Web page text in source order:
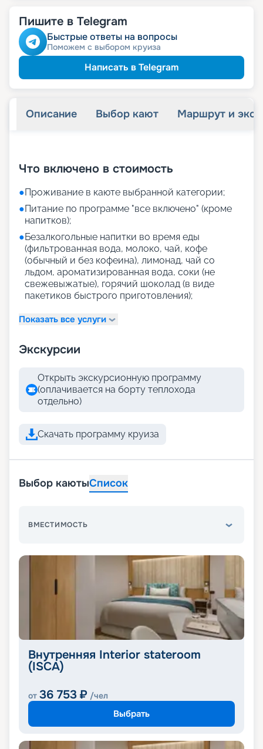
Пишите в Telegram
Быстрые ответы на вопросы
Поможем с выбором круиза
Написать в Telegram
Описание Выбор кают Маршрут и
Что включено в стоимость
●Проживание в каюте выбранной категории;
●Питание по программе "все включено" (кроме
напитков);
●Безалкогольные напитки во время еды
(фильтрованная вода, молоко, чай, кофе
(обычный и без кофеина), лимонад, чай со
льдом, ароматизированная вода, соки (не
свежевыжатые), горячий шоколад (в виде
пакетиков быстрого приготовления);
Показать все услуги
Экскурсии
Открыть экскурсионную программу
(оплачивается на борту теплохода
отдельно)
Скачать программу круиза
Выбор каютыСписок
ВМЕСТИМОСТЬ
Внутренняя Interior stateroom
(ISCA)
от 36 753 ₽ /чел
Выбрать